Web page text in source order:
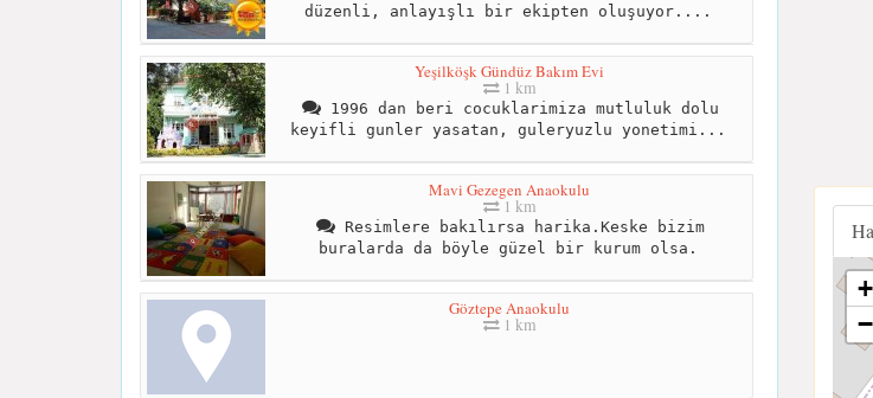
düzenli, anlayışlı bir ekipten oluşuyor....
Yeşilköşk Gündüz Bakım Evi
1 km
1996 dan beri cocuklarimiza mutluluk dolu
keyifli gunler yasatan, guleryuzlu yonetimi...
Mavi Gezegen Anaokulu
1 km
Resimlere bakılırsa harika.Keske bizim
buralarda da böyle güzel bir kurum olsa.
Göztepe Anaokulu
1 km
+
−